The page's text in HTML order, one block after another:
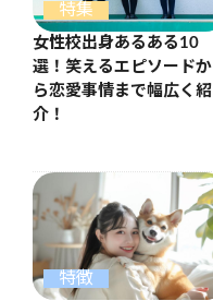
特集
女性校出身あるある10
選！笑えるエピソードか
ら恋愛事情まで幅広く紹
介！
特徴